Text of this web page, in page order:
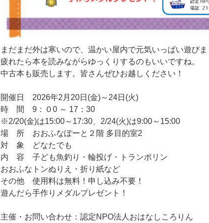
まだまだ外は寒いので、温かい屋内で元気いっぱい遊び
疲れたら本を読みながらゆっくりするのもいいですね。
中古本も販売します。皆さんぜひお越しください！
開催日 2026年2月20日(金)～24日(火)
時 間 9：０0 ～ 17：30
※2/20(金)は15:00～17:30、2/24(火)は9:00～15:00
場 所 おおふなぽーと２階 多目的室2
対 象 どなたでも
内 容 子ども魚釣り・輪投げ・トランポリン
おおふなトンぬりえ・折り紙など
その他 使用料は無料！申し込み不要！
遊んだら手作りメダルプレゼント！
主催・お問い合わせ：認定NPO法人おはなしころりん